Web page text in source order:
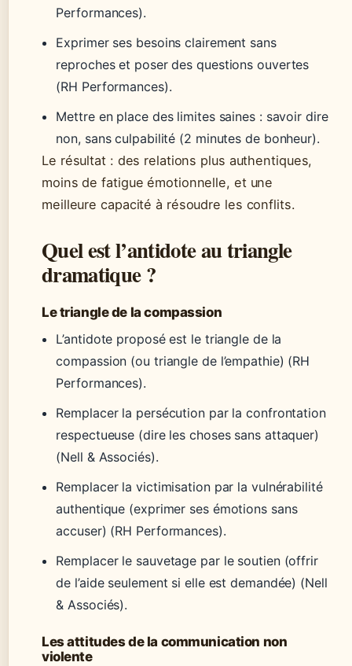
Performances).
Exprimer ses besoins clairement sans
reproches et poser des questions ouvertes
(RH Performances).
Mettre en place des limites saines : savoir dire
non, sans culpabilité (2 minutes de bonheur).
Le résultat : des relations plus authentiques,
moins de fatigue émotionnelle, et une
meilleure capacité à résoudre les conflits.
Quel est l’antidote au triangle
dramatique ?
Le triangle de la compassion
L’antidote proposé est le triangle de la
compassion (ou triangle de l’empathie) (RH
Performances).
Remplacer la persécution par la confrontation
respectueuse (dire les choses sans attaquer)
(Nell & Associés).
Remplacer la victimisation par la vulnérabilité
authentique (exprimer ses émotions sans
accuser) (RH Performances).
Remplacer le sauvetage par le soutien (offrir
de l’aide seulement si elle est demandée) (Nell
& Associés).
Les attitudes de la communication non
violente